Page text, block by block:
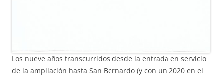
Los nueve años transcurridos desde la entrada en servicio
de la ampliación hasta San Bernardo (y con un 2020 en el